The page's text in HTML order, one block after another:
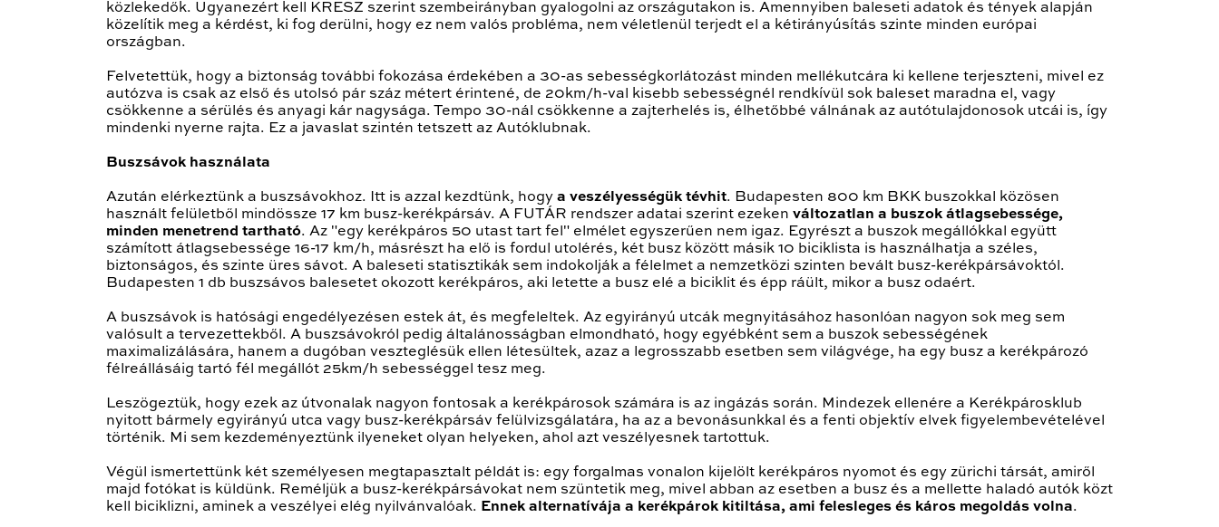
közlekedők. Ugyanezért kell KRESZ szerint szembeirányban gyalogolni az országutakon is. Amennyiben baleseti adatok és tények alapján
közelítik meg a kérdést, ki fog derülni, hogy ez nem valós probléma, nem véletlenül terjedt el a kétirányúsítás szinte minden európai
országban.
Felvetettük, hogy a biztonság további fokozása érdekében a 30-as sebességkorlátozást minden mellékutcára ki kellene terjeszteni, mivel ez
autózva is csak az első és utolsó pár száz métert érintené, de 20km/h-val kisebb sebességnél rendkívül sok baleset maradna el, vagy
csökkenne a sérülés és anyagi kár nagysága. Tempo 30-nál csökkenne a zajterhelés is, élhetőbbé válnának az autótulajdonosok utcái is, így
mindenki nyerne rajta. Ez a javaslat szintén tetszett az Autóklubnak.
Buszsávok használata
Azután elérkeztünk a buszsávokhoz. Itt is azzal kezdtünk, hogy a veszélyességük tévhit. Budapesten 800 km BKK buszokkal közösen
használt felületből mindössze 17 km busz-kerékpársáv. A FUTÁR rendszer adatai szerint ezeken változatlan a buszok átlagsebessége,
minden menetrend tartható. Az "egy kerékpáros 50 utast tart fel" elmélet egyszerűen nem igaz. Egyrészt a buszok megállókkal együtt
számított átlagsebessége 16-17 km/h, másrészt ha elő is fordul utolérés, két busz között másik 10 biciklista is használhatja a széles,
biztonságos, és szinte üres sávot. A baleseti statisztikák sem indokolják a félelmet a nemzetközi szinten bevált busz-kerékpársávoktól.
Budapesten 1 db buszsávos balesetet okozott kerékpáros, aki letette a busz elé a biciklit és épp ráült, mikor a busz odaért.
A buszsávok is hatósági engedélyezésen estek át, és megfeleltek. Az egyirányú utcák megnyitásához hasonlóan nagyon sok meg sem
valósult a tervezettekből. A buszsávokról pedig általánosságban elmondható, hogy egyébként sem a buszok sebességének
maximalizálására, hanem a dugóban veszteglésük ellen létesültek, azaz a legrosszabb esetben sem világvége, ha egy busz a kerékpározó
félreállásáig tartó fél megállót 25km/h sebességgel tesz meg.
Leszögeztük, hogy ezek az útvonalak nagyon fontosak a kerékpárosok számára is az ingázás során. Mindezek ellenére a Kerékpárosklub
nyitott bármely egyirányú utca vagy busz-kerékpársáv felülvizsgálatára, ha az a bevonásunkkal és a fenti objektív elvek figyelembevételével
történik. Mi sem kezdeményeztünk ilyeneket olyan helyeken, ahol azt veszélyesnek tartottuk.
Végül ismertettünk két személyesen megtapasztalt példát is: egy forgalmas vonalon kijelölt kerékpáros nyomot és egy zürichi társát, amiről
majd fotókat is küldünk. Reméljük a busz-kerékpársávokat nem szüntetik meg, mivel abban az esetben a busz és a mellette haladó autók közt
kell biciklizni, aminek a veszélyei elég nyilvánvalóak. Ennek alternatívája a kerékpárok kitiltása, ami felesleges és káros megoldás volna.